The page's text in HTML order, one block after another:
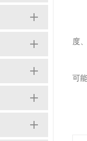
5
6
度
7
可
8